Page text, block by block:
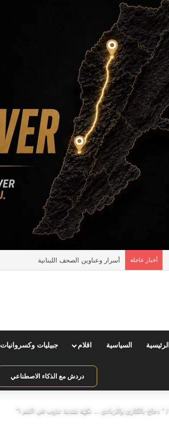
أخبار عاجلة أسرار وعناوين الصحف اللبنانية
الرئيسية السياسية اقلام جبيليات وكسروانيات
دردش مع الذكاء الاصطناعي
/ ” دجاج بالكاري والزبادي … نكهة هندية تذوب في الفم !”